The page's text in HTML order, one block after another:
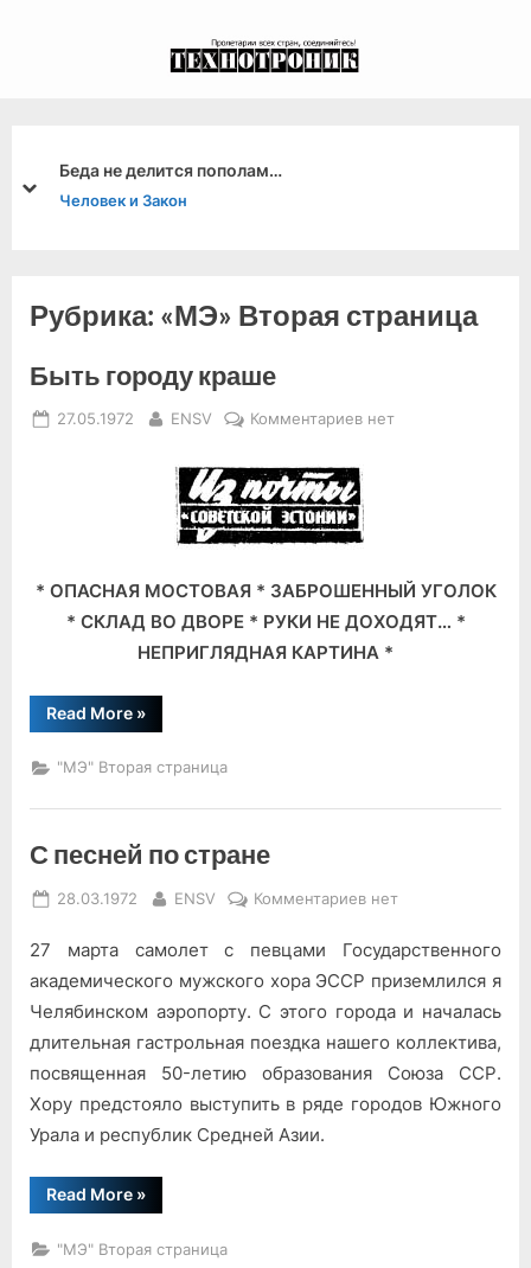
Беда не делится пополам…
Человек и Закон
prev
next
Рубрика: «МЭ» Вторая страница
Быть городу краше
Posted
27.05.1972 By
ENSV Комментариевк
Быть
краше
нет
* ОПАСНАЯ МОСТОВАЯ * ЗАБРОШЕННЫЙ УГОЛОК
* СКЛАД ВО ДВОРЕ * РУКИ НЕ ДОХОДЯТ… *
НЕПРИГЛЯДНАЯ КАРТИНА *
Read More“Быть
городу
»
"МЭ" Вторая страница
С песней по стране
Posted
28.03.1972 By
ENSV Комментариевк
С
песней
нет
27 марта самолет с певцами Государственного
академического мужского хора ЭССР приземлился я
Челябинском аэропорту. С этого города и началась
длительная гастрольная поездка нашего коллектива,
посвященная 50-летию образования Союза ССР.
Хору предстояло выступить в ряде городов Южного
Урала и республик Средней Азии.
Read More“С
песней
стране”
»
"МЭ" Вторая страница